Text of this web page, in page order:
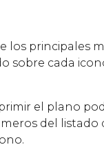
los principales
sobre cada
el plano
del listado